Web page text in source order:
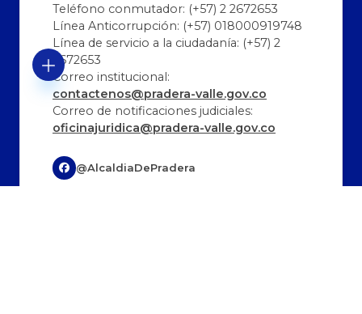
Teléfono conmutador: (+57) 2 2672653
Línea Anticorrupción: (+57) 018000919748
Línea de servicio a la ciudadanía: (+57) 2
2672653
Correo institucional:
contactenos@pradera-valle.gov.co
Correo de notificaciones judiciales:
oficinajuridica@pradera-valle.gov.co
@AlcaldiaDePradera